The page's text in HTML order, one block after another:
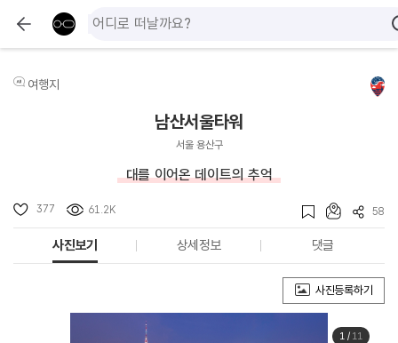
여행지
남산서울타워
서울 용산구
대를 이어온 데이트의 추억
377 61.2K 58
사진보기 상세정보 댓글
사진등록하기
1 / 11